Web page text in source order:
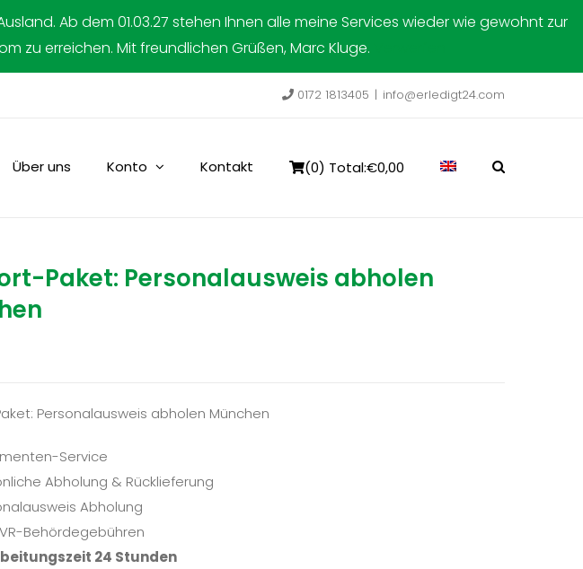
Ab dem 01.03.27 stehen Ihnen alle meine Services wieder wie gewohnt zur
zu erreichen. Mit freundlichen Grüßen, Marc Kluge.
0172 1813405 | info@erledigt24.com
Über uns Konto Kontakt (0) Total:€0,00
Paket: Personalausweis abholen
Personalausweis abholen München
Service
Abholung & Rücklieferung
Abholung
Behördegebühren
24 Stunden